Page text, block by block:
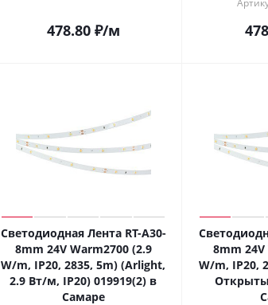
478.80₽/м
Светодиодная Лента RT-A30-
8mm 24V Warm2700 (2.9
W/m, IP20, 2835, 5m) (Arlight,
2.9 Вт/м, IP20) 019919(2) в
Самаре
8mm 24V
W/m, IP20,